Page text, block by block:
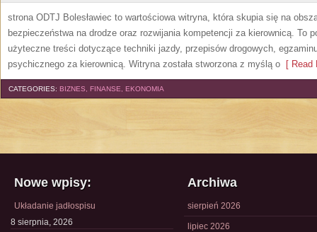
strona ODTJ Bolesławiec to wartościowa witryna, która skupia się na
bezpieczeństwa na drodze oraz rozwijania kompetencji za kierownicą. To
użyteczne treści dotyczące techniki jazdy, przepisów drogowych,
psychicznego za kierownicą. Witryna została stworzona z myślą o [ Read
CATEGORIES: BIZNES, FINANSE, EKONOMIA
Nowe wpisy:
Układanie jadłospisu
8 sierpnia, 2026
Archiwa
sierpień 2026
lipiec 2026